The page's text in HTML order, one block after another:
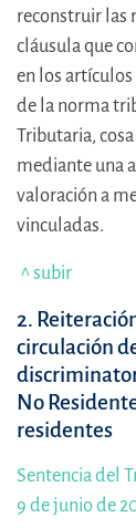
reconstruir las
cláusula que
en los artículos
de la norma
Tributaria,
mediante una
valoración a
vinculadas.
^ subir
2.
circulación
No
residentes
Sentencia del
9 de junio de